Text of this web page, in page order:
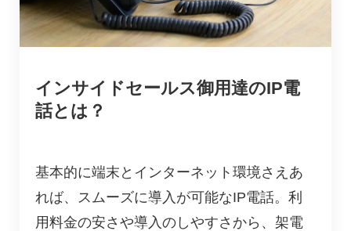
インサイドセールス御用達のIP電
話とは？
基本的に端末とインターネット環境さえあ
れば、スムーズに導入が可能なIP電話。利
用料金の安さや導入のしやすさから、架電